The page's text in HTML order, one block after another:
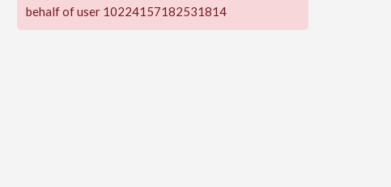
behalf of user 10224157182531814